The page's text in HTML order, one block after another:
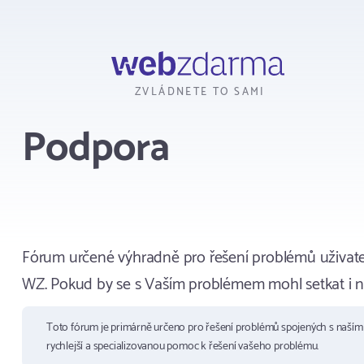
ZVLÁDNETE TO SAMI
Podpora
Fórum určené výhradně pro řešení problémů
WZ. Pokud by se s Vaším problémem mohl setkat
Toto fórum je primárně určeno pro řešení problémů spojených s
rychlejší a specializovanou pomoc k řešení vašeho problému.